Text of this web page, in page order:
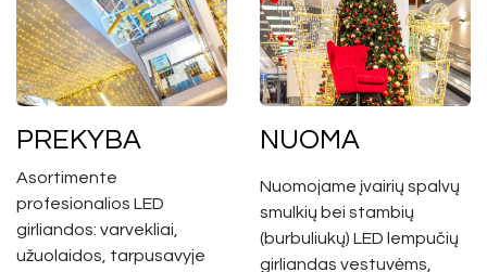
PREKYBA
Asortimente
profesionalios LED
girliandos: varvekliai,
užuolaidos, tarpusavyje
NUOMA
Nuomojame įvairių spalvų
smulkių bei stambių
(burbuliukų) LED lempučių
girliandas vestuvėms,